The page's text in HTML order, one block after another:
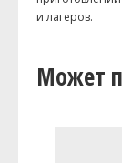
и лагеров.
Может